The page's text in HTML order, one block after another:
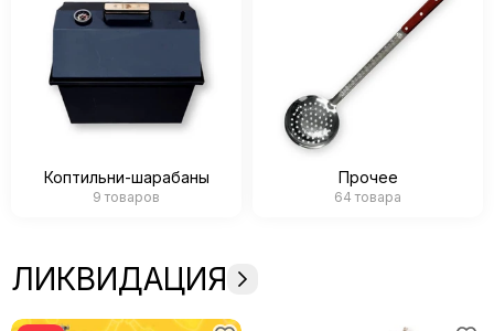
Коптильни-шарабаны
9 товаров
Прочее
64 товара
ЛИКВИДАЦИЯ